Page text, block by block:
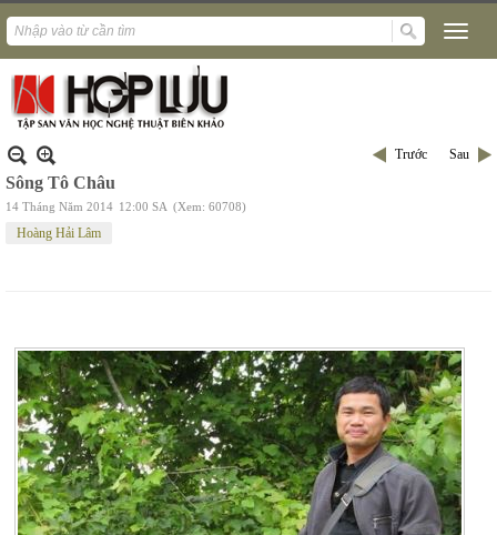
Trước Sau
Sông Tô Châu
14 Tháng Năm 2014 12:00 SA (Xem: 60708)
Hoàng Hải Lâm